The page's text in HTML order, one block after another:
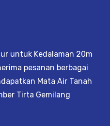
untuk Kedalaman 20m
pesanan berbagai
Mata Air Tanah
Tirta Gemilang